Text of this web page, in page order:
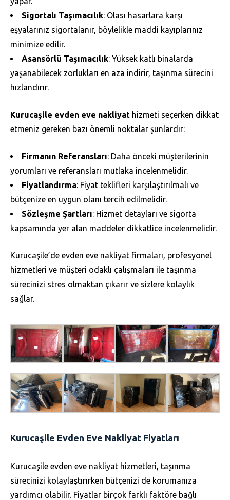
Sigortalı Taşımacılık: Olası hasarlara karşı
eşyalarınız sigortalanır, böylelikle maddi kayıplarınız
minimize edilir.
Asansörlü Taşımacılık: Yüksek katlı binalarda
yaşanabilecek zorlukları en aza indirir, taşınma sürecini
hızlandırır.
Kurucaşile evden eve nakliyat hizmeti seçerken dikkat
etmeniz gereken bazı önemli noktalar şunlardır:
Firmanın Referansları: Daha önceki müşterilerinin
yorumları ve referansları mutlaka incelenmelidir.
Fiyatlandırma: Fiyat teklifleri karşılaştırılmalı ve
bütçenize en uygun olanı tercih edilmelidir.
Sözleşme Şartları: Hizmet detayları ve sigorta
kapsamında yer alan maddeler dikkatlice incelenmelidir.
Kurucaşile’de evden eve nakliyat firmaları, profesyonel
hizmetleri ve müşteri odaklı çalışmaları ile taşınma
sürecinizi stres olmaktan çıkarır ve sizlere kolaylık
sağlar.
Kurucaşile Evden Eve Nakliyat Fiyatları
Kurucaşile evden eve nakliyat hizmetleri, taşınma
sürecinizi kolaylaştırırken bütçenizi de korumanıza
yardımcı olabilir. Fiyatlar birçok farklı faktöre bağlı